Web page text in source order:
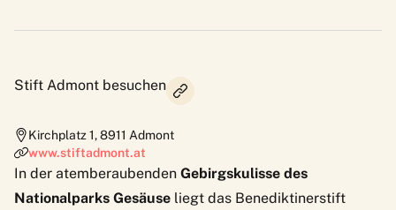
Stift Admont besuchen
Kirchplatz 1,8911 Admont
www.stiftadmont.at
In der atemberaubenden Gebirgskulisse des
Nationalparks Gesäuse liegt das Benediktinerstift